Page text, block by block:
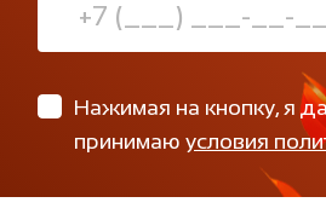
Нажимая на кнопку, я
принимаю условия